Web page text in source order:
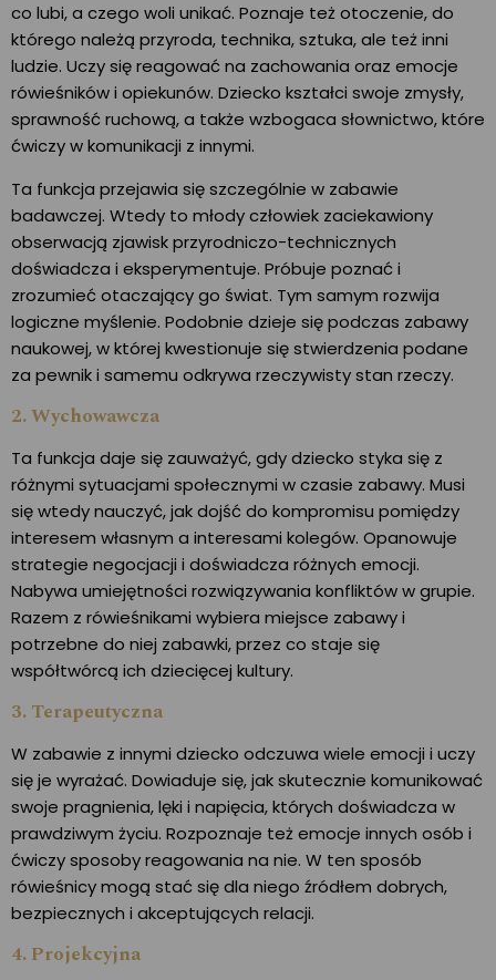
co lubi, a czego woli unikać. Poznaje też otoczenie, do
którego należą przyroda, technika, sztuka, ale też inni
ludzie. Uczy się reagować na zachowania oraz emocje
rówieśników i opiekunów. Dziecko kształci swoje zmysły,
sprawność ruchową, a także wzbogaca słownictwo, które
ćwiczy w komunikacji z innymi.
Ta funkcja przejawia się szczególnie w zabawie
badawczej. Wtedy to młody człowiek zaciekawiony
obserwacją zjawisk przyrodniczo-technicznych
doświadcza i eksperymentuje. Próbuje poznać i
zrozumieć otaczający go świat. Tym samym rozwija
logiczne myślenie. Podobnie dzieje się podczas zabawy
naukowej, w której kwestionuje się stwierdzenia podane
za pewnik i samemu odkrywa rzeczywisty stan rzeczy.
2. Wychowawcza
Ta funkcja daje się zauważyć, gdy dziecko styka się z
różnymi sytuacjami społecznymi w czasie zabawy. Musi
się wtedy nauczyć, jak dojść do kompromisu pomiędzy
interesem własnym a interesami kolegów. Opanowuje
strategie negocjacji i doświadcza różnych emocji.
Nabywa umiejętności rozwiązywania konfliktów w grupie.
Razem z rówieśnikami wybiera miejsce zabawy i
potrzebne do niej zabawki, przez co staje się
współtwórcą ich dziecięcej kultury.
3. Terapeutyczna
W zabawie z innymi dziecko odczuwa wiele emocji i uczy
się je wyrażać. Dowiaduje się, jak skutecznie komunikować
swoje pragnienia, lęki i napięcia, których doświadcza w
prawdziwym życiu. Rozpoznaje też emocje innych osób i
ćwiczy sposoby reagowania na nie. W ten sposób
rówieśnicy mogą stać się dla niego źródłem dobrych,
bezpiecznych i akceptujących relacji.
4. Projekcyjna